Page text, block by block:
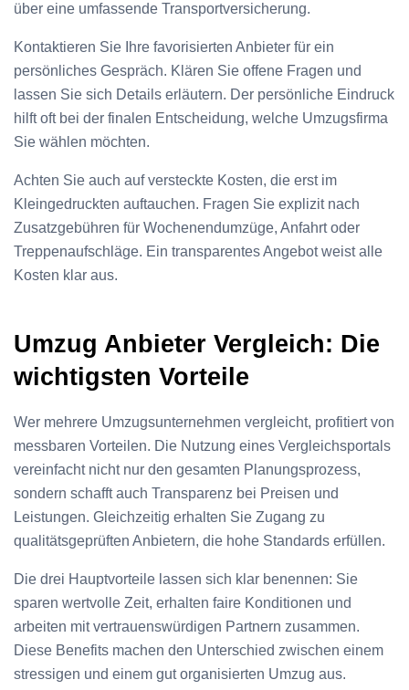
über eine umfassende Transportversicherung.
Kontaktieren Sie Ihre favorisierten Anbieter für ein
persönliches Gespräch. Klären Sie offene Fragen und
lassen Sie sich Details erläutern. Der persönliche Eindruck
hilft oft bei der finalen Entscheidung, welche Umzugsfirma
Sie wählen möchten.
Achten Sie auch auf versteckte Kosten, die erst im
Kleingedruckten auftauchen. Fragen Sie explizit nach
Zusatzgebühren für Wochenendumzüge, Anfahrt oder
Treppenaufschläge. Ein transparentes Angebot weist alle
Kosten klar aus.
Umzug Anbieter Vergleich: Die
wichtigsten Vorteile
Wer mehrere Umzugsunternehmen vergleicht, profitiert von
messbaren Vorteilen. Die Nutzung eines Vergleichsportals
vereinfacht nicht nur den gesamten Planungsprozess,
sondern schafft auch Transparenz bei Preisen und
Leistungen. Gleichzeitig erhalten Sie Zugang zu
qualitätsgeprüften Anbietern, die hohe Standards erfüllen.
Die drei Hauptvorteile lassen sich klar benennen: Sie
sparen wertvolle Zeit, erhalten faire Konditionen und
arbeiten mit vertrauenswürdigen Partnern zusammen.
Diese Benefits machen den Unterschied zwischen einem
stressigen und einem gut organisierten Umzug aus.